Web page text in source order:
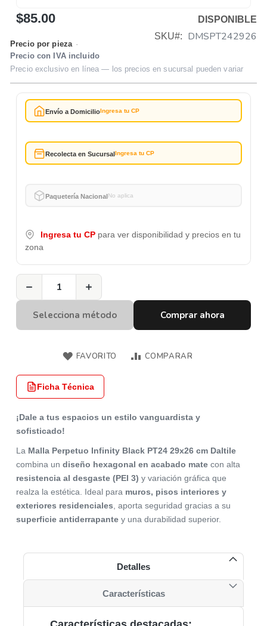
$85.00
DISPONIBLE
SKU
DMSPT242926
Precio por pieza ·
Precio con IVA incluido
Precio exclusivo en línea — los precios en sucursal pueden variar
Envío a DomicilioIngresa tu CP
Recolecta en SucursalIngresa tu CP
Paquetería NacionalNo aplica
Ingresa tu CP para ver disponibilidad y precios en tu
zona
− +
Selecciona método Comprar ahora
FAVORITO COMPARAR
Ficha Técnica
¡Dale a tus espacios un estilo vanguardista y
sofisticado!
La Malla Perpetuo Infinity Black PT24 29x26 cm Daltile
combina un diseño hexagonal en acabado mate con alta
resistencia al desgaste (PEI 3) y variación gráfica que
realza la estética. Ideal para muros, pisos interiores y
exteriores residenciales , aporta seguridad gracias a su
superficie antiderrapante y una durabilidad superior.
Detalles
Características